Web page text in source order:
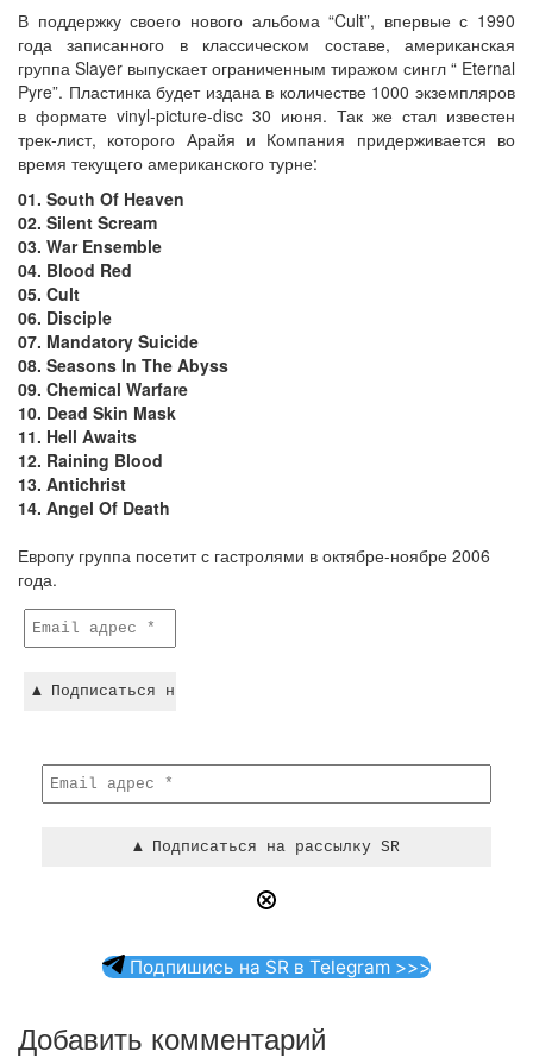
В поддержку своего нового альбома “Cult”, впервые с 1990
года записанного в классическом составе, американская
группа Slayer выпускает ограниченным тиражом сингл “ Eternal
Pyre”. Пластинка будет издана в количестве 1000 экземпляров
в формате vinyl-picture-disc 30 июня. Так же стал известен
трек-лист, которого Арайя и Компания придерживается во
время текущего американского турне:
01. South Of Heaven
02. Silent Scream
03. War Ensemble
04. Blood Red
05. Cult
06. Disciple
07. Mandatory Suicide
08. Seasons In The Abyss
09. Chemical Warfare
10. Dead Skin Mask
11. Hell Awaits
12. Raining Blood
13. Antichrist
14. Angel Of Death
Европу группа посетит с гастролями в октябре-ноябре 2006
года.
Подпишись на SR в Telegram >>>
Добавить комментарий